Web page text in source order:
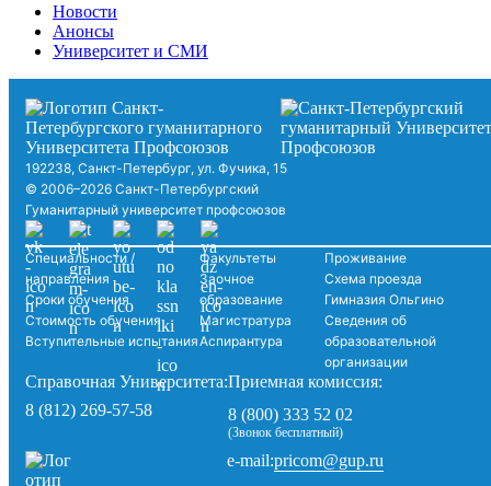
Новости
Анонсы
Университет и СМИ
192238, Санкт-Петербург, ул. Фучика, 15
© 2006–2026 Санкт-Петербургский
Гуманитарный университет профсоюзов
Специальности /
направления
Сроки обучения
Стоимость обучения
Вступительные испытания
Факультеты
Заочное
образование
Магистратура
Аспирантура
Проживание
Схема проезда
Гимназия Ольгино
Сведения об
образовательной
организации
Справочная Университета:
8 (812) 269-57-58
Приемная комиссия:
8 (800) 333 52 02
(Звонок бесплатный)
e-mail:pricom@gup.ru